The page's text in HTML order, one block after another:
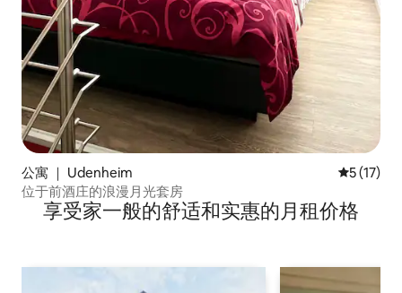
公寓 ｜ Udenheim 平均评分
5 (17)
位于前酒庄的浪漫月光套房
享受家一般的舒适和实惠的月租价格